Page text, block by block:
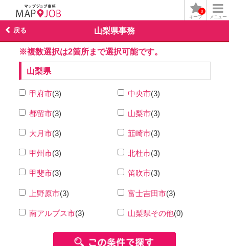
メニュー
キープ
0
山梨県事務
戻る
※複数選択は2箇所まで選択可能です。
山梨県
甲府市(3) 中央市(3)
都留市(3) 山梨市(3)
大月市(3) 韮崎市(3)
甲州市(3) 北杜市(3)
甲斐市(3) 笛吹市(3)
上野原市(3) 富士吉田市(3)
南アルプス市(3) 山梨県その他(0)